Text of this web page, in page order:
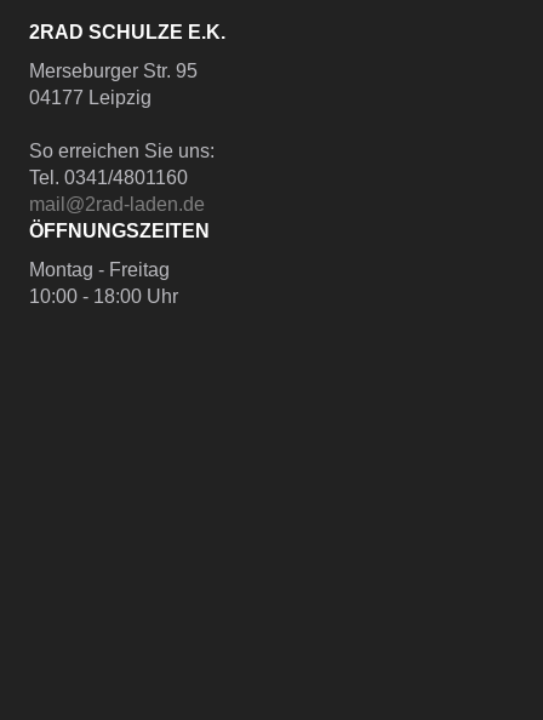
2RAD SCHULZE E.K.
Merseburger Str. 95
04177 Leipzig
So erreichen Sie uns:
Tel. 0341/4801160
mail@2rad-laden.de
ÖFFNUNGSZEITEN
Montag - Freitag
10:00 - 18:00 Uhr